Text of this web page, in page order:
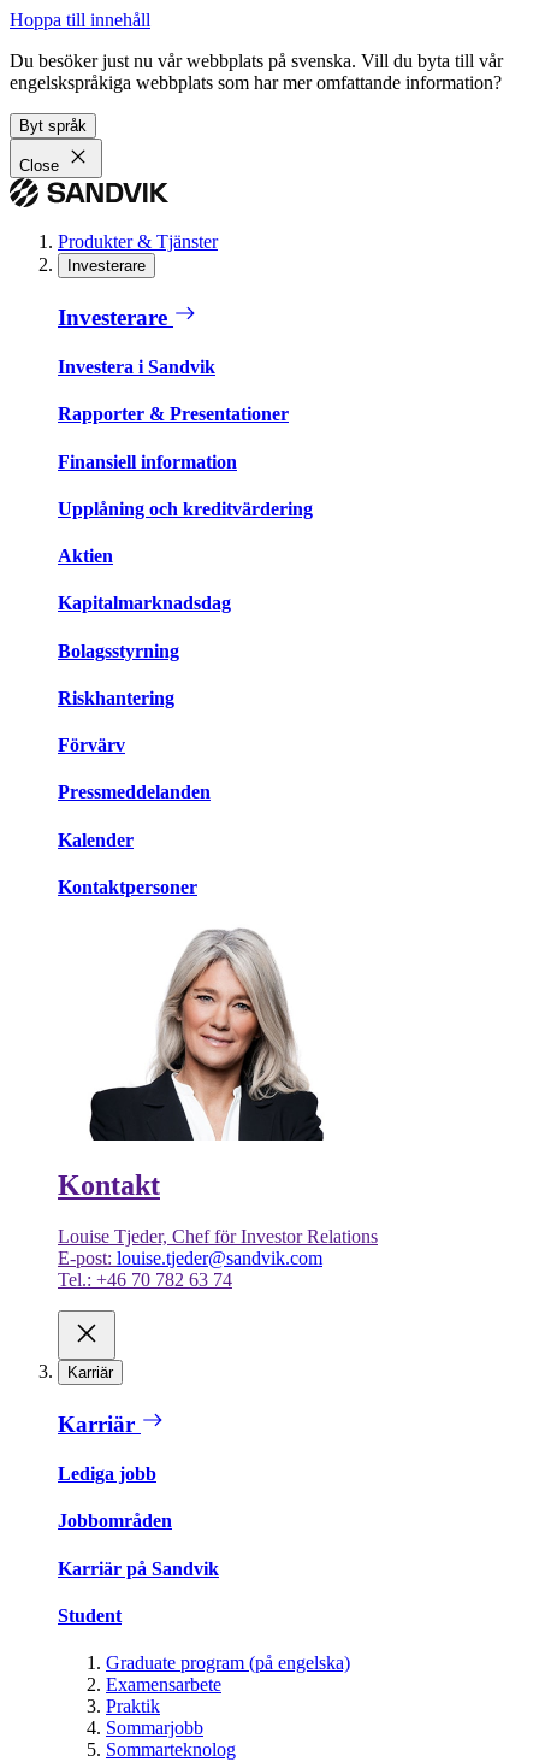
Hoppa till innehåll
Du besöker just nu vår webbplats på svenska. Vill du byta till vår
engelskspråkiga webbplats som har mer omfattande information?
Byt språk
Close
Produkter & Tjänster
Investerare
Investerare
Investera i Sandvik
Rapporter & Presentationer
Finansiell information
Upplåning och kreditvärdering
Aktien
Kapitalmarknadsdag
Bolagsstyrning
Riskhantering
Förvärv
Pressmeddelanden
Kalender
Kontaktpersoner
Kontakt
Louise Tjeder, Chef för Investor Relations
E-post: louise.tjeder@sandvik.com
Tel.: +46 70 782 63 74
Karriär
Karriär
Lediga jobb
Jobbområden
Karriär på Sandvik
Student
Graduate program (på engelska)
Examensarbete
Praktik
Sommarjobb
Sommarteknolog